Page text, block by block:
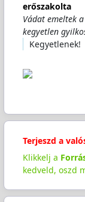
erőszakolta
Vádat emeltek
kegyetlen
Kegyetlenek!
Terjeszd a
Klikkelj a
kedveld, oszd